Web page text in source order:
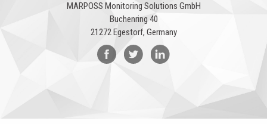
MARPOSS Monitoring Solutions GmbH
Buchenring 40
21272 Egestorf, Germany